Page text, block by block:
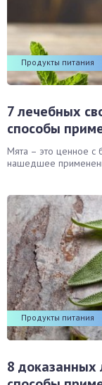
Продукты питания
7 лечебных
способы
Мята – это ценное с
нашедшее
Продукты питания
8 доказанных